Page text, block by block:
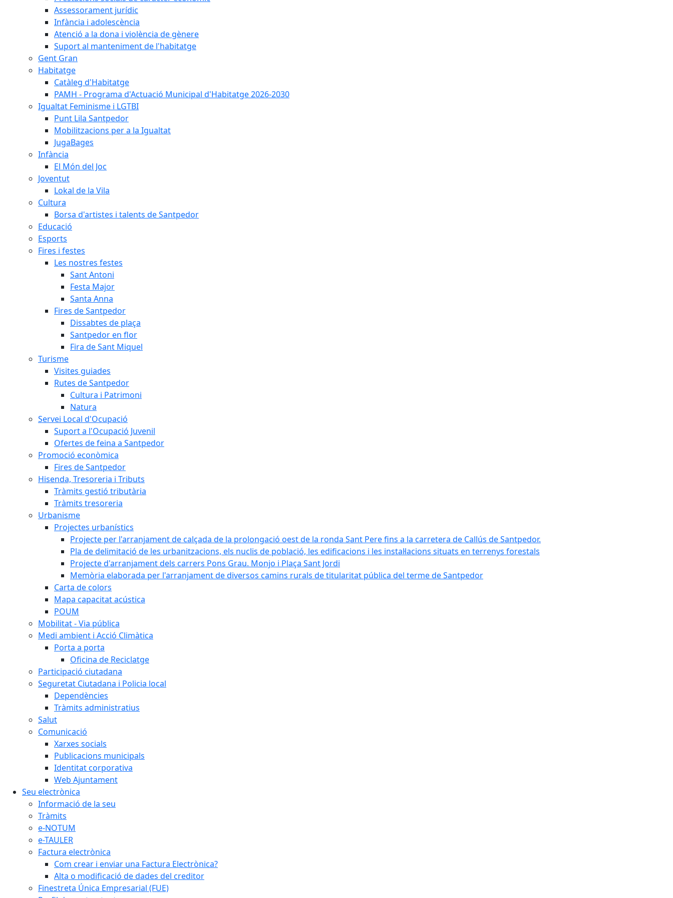
Assessorament jurídic
Infància i adolescència
Atenció a la dona i violència de gènere
Suport al manteniment de l'habitatge
Gent Gran
Habitatge
Catàleg d'Habitatge
PAMH - Programa d'Actuació Municipal d'Habitatge 2026-2030
Igualtat Feminisme i LGTBI
Punt Lila Santpedor
Mobilitzacions per a la Igualtat
JugaBages
Infància
El Món del Joc
Joventut
Lokal de la Vila
Cultura
Borsa d'artistes i talents de Santpedor
Educació
Esports
Fires i festes
Les nostres festes
Sant Antoni
Festa Major
Santa Anna
Fires de Santpedor
Dissabtes de plaça
Santpedor en flor
Fira de Sant Miquel
Turisme
Visites guiades
Rutes de Santpedor
Cultura i Patrimoni
Natura
Servei Local d'Ocupació
Suport a l'Ocupació Juvenil
Ofertes de feina a Santpedor
Promoció econòmica
Fires de Santpedor
Hisenda, Tresoreria i Tributs
Tràmits gestió tributària
Tràmits tresoreria
Urbanisme
Projectes urbanístics
Projecte per l'arranjament de calçada de la prolongació oest de la ronda Sant Pere fins a la carretera de Callús de Santpedor.
Pla de delimitació de les urbanitzacions, els nuclis de població, les edificacions i les instal·lacions situats en terrenys forestals
Projecte d'arranjament dels carrers Pons Grau. Monjo i Plaça Sant Jordi
Memòria elaborada per l'arranjament de diversos camins rurals de titularitat pública del terme de Santpedor
Carta de colors
Mapa capacitat acústica
POUM
Mobilitat - Via pública
Medi ambient i Acció Climàtica
Porta a porta
Oficina de Reciclatge
Participació ciutadana
Seguretat Ciutadana i Policia local
Dependències
Tràmits administratius
Salut
Comunicació
Xarxes socials
Publicacions municipals
Identitat corporativa
Web Ajuntament
Seu electrònica
Informació de la seu
Tràmits
e-NOTUM
e-TAULER
Factura electrònica
Com crear i enviar una Factura Electrònica?
Alta o modificació de dades del creditor
Finestreta Única Empresarial (FUE)